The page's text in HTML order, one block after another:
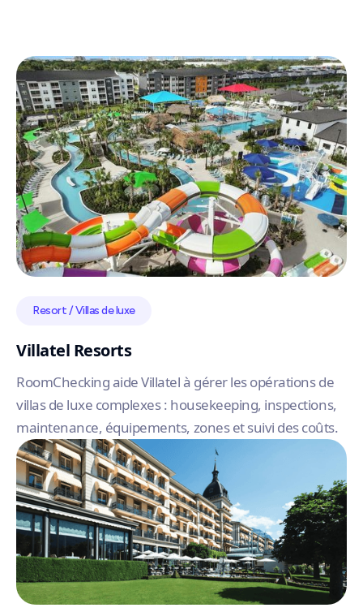
Resort / Villas de luxe
Villatel Resorts
RoomChecking aide Villatel à gérer les opérations de
villas de luxe complexes : housekeeping, inspections,
maintenance, équipements, zones et suivi des coûts.